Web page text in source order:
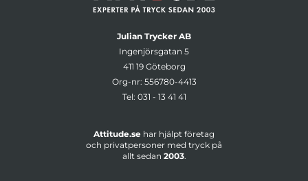
Julian Trycker AB
Ingenjörsgatan 5
411 19 Göteborg
Org-nr: 556780-4413
Tel: 031 - 13 41 41
Attitude.se har hjälpt företag
och privatpersoner med tryck på
allt sedan 2003.